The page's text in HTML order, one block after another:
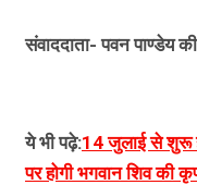
संवाददाता- पवन पाण्डेय की
ये भी पढ़े:14 जुलाई से शुरू
पर होगी भगवान शिव की